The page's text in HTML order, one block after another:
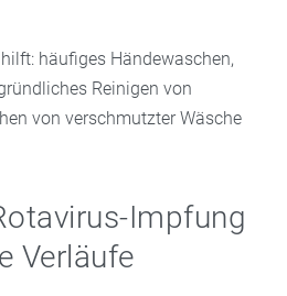
häufiges Händewaschen,
Reinigen von
von verschmutzter Wäsche
Impfung
Verläufe